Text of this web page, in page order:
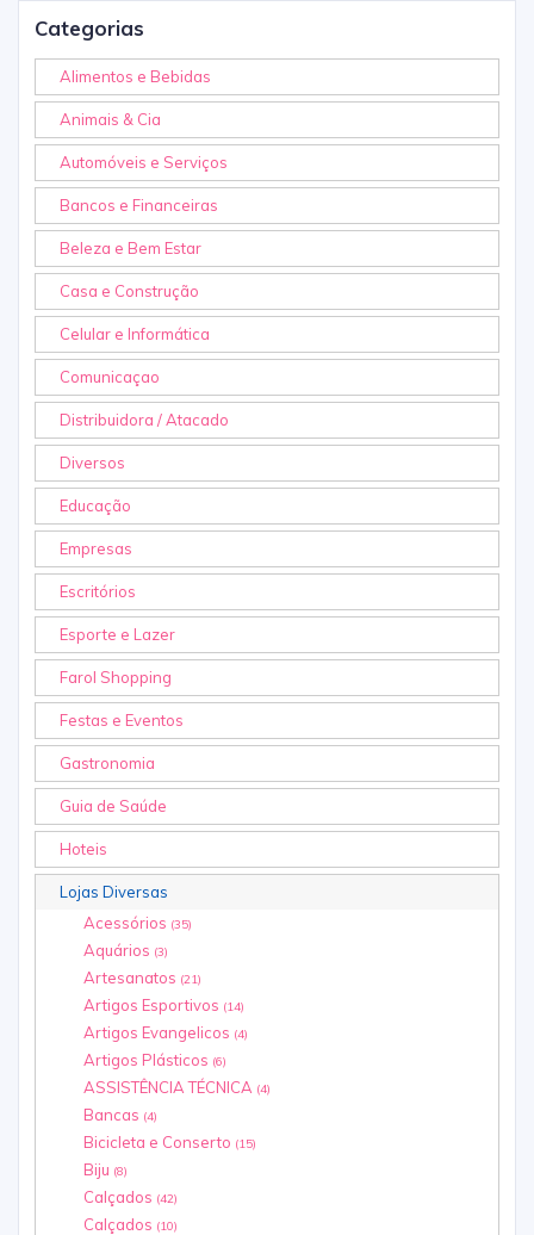
Categorias
Alimentos e Bebidas
Animais & Cia
Automóveis e Serviços
Bancos e Financeiras
Beleza e Bem Estar
Casa e Construção
Celular e Informática
Comunicaçao
Distribuidora / Atacado
Diversos
Educação
Empresas
Escritórios
Esporte e Lazer
Farol Shopping
Festas e Eventos
Gastronomia
Guia de Saúde
Hoteis
Lojas Diversas
Acessórios (35)
Aquários (3)
Artesanatos (21)
Artigos Esportivos (14)
Artigos Evangelicos (4)
Artigos Plásticos (6)
ASSISTÊNCIA TÉCNICA (4)
Bancas (4)
Bicicleta e Conserto (15)
Biju (8)
Calçados (42)
Calçados (10)